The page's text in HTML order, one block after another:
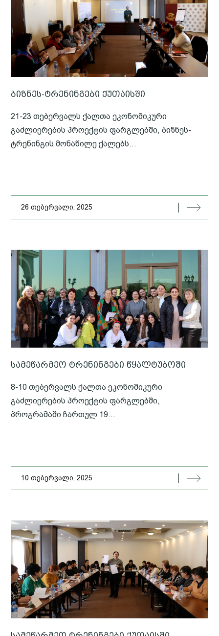
ბიზნეს-ტრენინგები ქუთაისში
21-23 თებერვალს ქალთა ეკონომიკური
გაძლიერების პროექტის ფარგლებში, ბიზნეს-
ტრენინგის მონაწილე ქალებს...
26 თებერვალი, 2025
სამეწარმეო ტრენინგები წყალტუბოში
8-10 თებერვალს ქალთა ეკონომიკური
გაძლიერების პროექტის ფარგლებში,
პროგრამაში ჩართულ 19...
10 თებერვალი, 2025